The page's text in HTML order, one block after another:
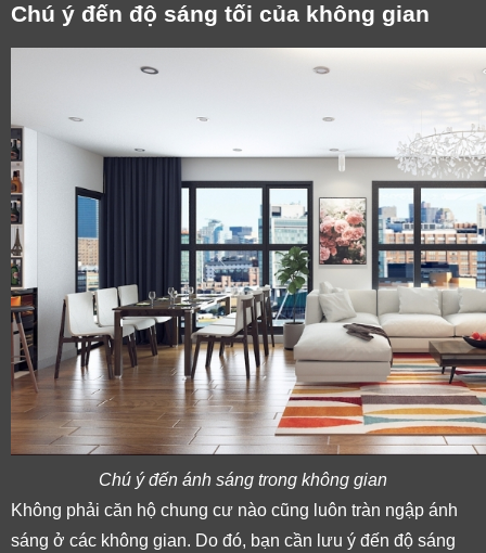
Chú ý đến độ sáng tối của không gian
Chú ý đến ánh sáng trong không gian
Không phải căn hộ chung cư nào cũng luôn tràn ngập ánh
sáng ở các không gian. Do đó, bạn cần lưu ý đến độ sáng